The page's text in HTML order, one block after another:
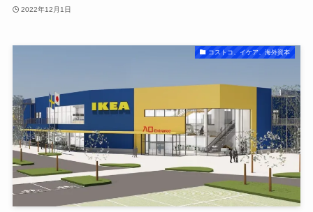
2022年12月1日
コストコ、イケア、海外資本